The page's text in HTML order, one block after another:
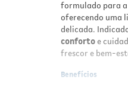
formulado para a
oferecendo uma
delicada.
confortoe
frescor e bem-
Benefícios